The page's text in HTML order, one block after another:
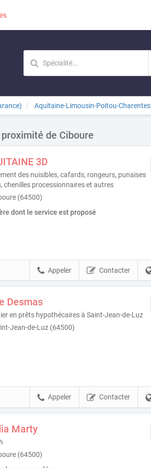
Aquitaine-Limousin-Poitou-Charentes
de Ciboure
3D
des nuisibles, cafards, rongeurs, punaises
chenilles processionnaires et autres
(64500)
dont le service est proposé
Contacter
Appeler
Desmas
en prêts hypothécaires à Saint-Jean-de-Luz
Jean-de-Luz (64500)
Contacter
Appeler
Marty
(64500)